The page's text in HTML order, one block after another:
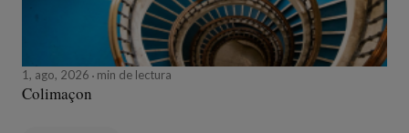
1, ago, 2026 min de lectura
Colimaçon